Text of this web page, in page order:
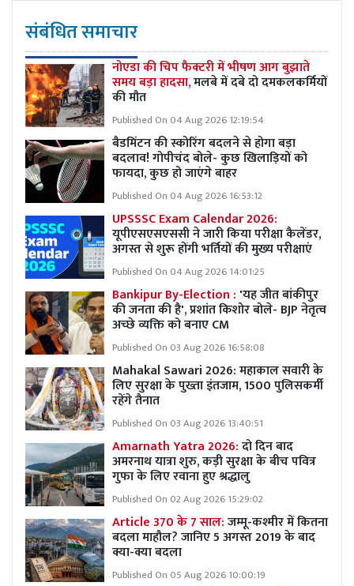
संबंधित समाचार
नोएडा की चिप फैक्टरी में भीषण आग बुझाते
समय बड़ा हादसा,मलबे में दबे दो दमकलकर्मियों
की मौत
Published On 04 Aug 2026 12:19:54
बैडमिंटन की स्कोरिंग बदलने से होगा बड़ा
बदलाव! गोपीचंद बोले- कुछ खिलाड़ियों को
फायदा, कुछ हो जाएंगे बाहर
Published On 04 Aug 2026 16:53:12
UPSSSC Exam Calendar 2026:
यूपीएसएसएससी ने जारी किया परीक्षा कैलेंडर,
अगस्त से शुरू होंगी भर्तियों की मुख्य परीक्षाएं
Published On 04 Aug 2026 14:01:25
Bankipur By-Election : 'यह जीत बांकीपुर
की जनता की है', प्रशांत किशोर बोले- BJP नेतृत्व
अच्छे व्यक्ति को बनाए CM
Published On 03 Aug 2026 16:58:08
Mahakal Sawari 2026: महाकाल सवारी के
लिए सुरक्षा के पुख्ता इंतजाम, 1500 पुलिसकर्मी
रहेंगे तैनात
Published On 03 Aug 2026 13:40:51
Amarnath Yatra 2026:दो दिन बाद
अमरनाथ यात्रा शुरु, कड़ी सुरक्षा के बीच पवित्र
गुफा के लिए रवाना हुए श्रद्धालु
Published On 02 Aug 2026 15:29:02
Article 370 के 7 साल:जम्मू-कश्मीर में कितना
बदला माहौल? जानिए 5 अगस्त 2019 के बाद
क्या-क्या बदला
Published On 05 Aug 2026 10:00:19